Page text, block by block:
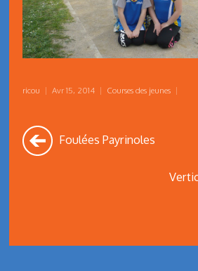
ricou | Avr 15, 2014 | Courses des jeunes |
Foulées Payrinoles